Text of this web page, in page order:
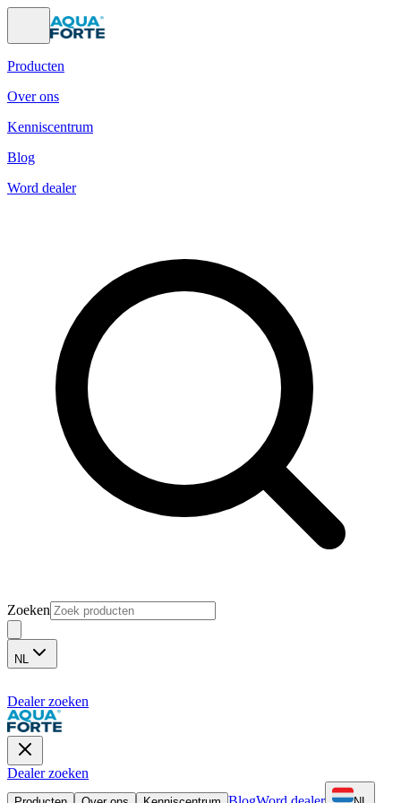
Producten
Over ons
Kenniscentrum
Blog
Word dealer
Zoeken
NL
Dealer zoeken
Dealer zoeken